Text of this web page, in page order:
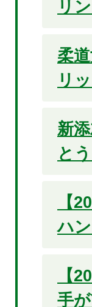
リ
柔
リ
新
と
【
ハ
【
手